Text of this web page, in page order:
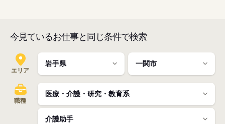
今見ているお仕事と同じ条件で検索
エリア
職種